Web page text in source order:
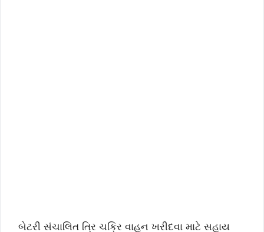
બેટરી સંચાલિત ત્રિ ચક્રિ વાહન ખરીદવા માટે સહાય